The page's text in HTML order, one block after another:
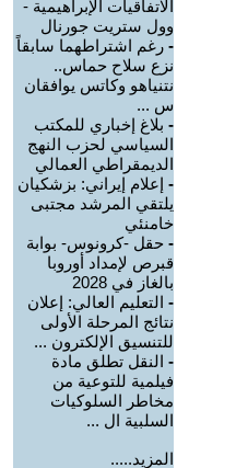
الاتفاقيات الإبراهيمية -
وول ستريت جورنال
- رغم اشتراطهما سابقاً
نزع سلاح حماس..
نتنياهو وكاتس يوافقان
س ...
- بلاغ إخباري للمكتب
السياسي لحزب النهج
الديمقراطي العمالي
- إعلام إيراني: بزشكيان
يلتقي المرشد مجتبى
خامنئي
- حقل -كرونوس- بوابة
قبرص لإمداد أوروبا
بالغاز في 2028
- التعليم العالي: إعلان
نتائج المرحلة الأولى
للتنسيق الإلكترون ...
- النقل تطلق مادة
فيلمية للتوعية من
مخاطر السلوكيات
السلبية ال ...
المزيد.....